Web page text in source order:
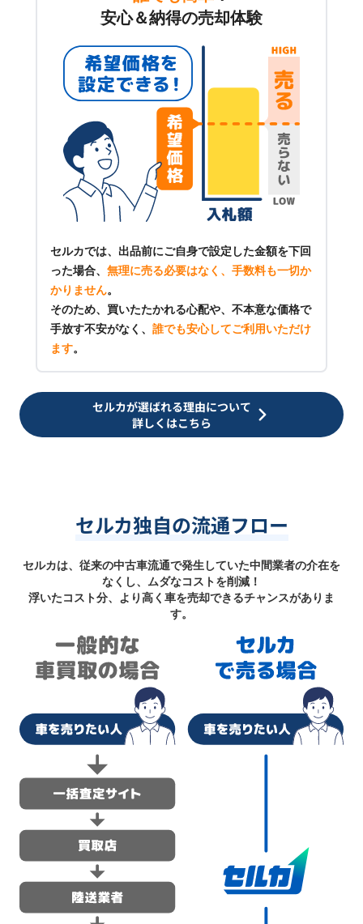
安心＆納得の売却体験
セルカでは、出品前にご自身で設定した金額を下回
った場合、 無理に売る必要はなく、手数料も一切か
かりません。
そのため、買いたたかれる心配や、不本意な価格で
手放す不安がなく、 誰でも安心してご利用いただけ
ます。
セルカが選ばれる理由について
詳しくはこちら
セルカ独自の流通フロー
セルカは、従来の中古車流通で発生していた中間業者の介在を
なくし、ムダなコストを削減！
浮いたコスト分、より高く車を売却できるチャンスがありま
す。